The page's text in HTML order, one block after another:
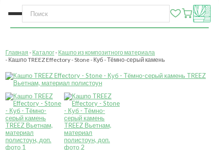
Главная Каталог Кашпо из композитного материала
Кашпо TREEZ Effectory - Stone - Куб - Тёмно-серый камень